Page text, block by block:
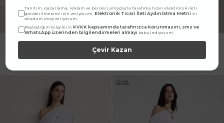
Asimetrik Ekose Desen Kahve
1.999,90
Asimetrik Ekose Desen Yeşil Etek
1.999,90
Tanıtım, pazarlama, reklam ve benzeri amaçlarla tarafıma ticari elektronik ileti
gönderilmesine izin veriyorum.Elektronik Ticari İleti Aydınlatma Metni 'ni
okudum onay veriyorum.
Paylaştığım bilgilerinKVKK kapsamında tarafınızca korunmasını, sms ve
WhatsApp üzerinden bilgilendirmeleri almayı kabul ediyorum.
Çevir Kazan